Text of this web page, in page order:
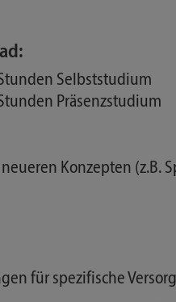
Selbststudium
Präsenzstudium
Konzepten (z.B.
für spezifische